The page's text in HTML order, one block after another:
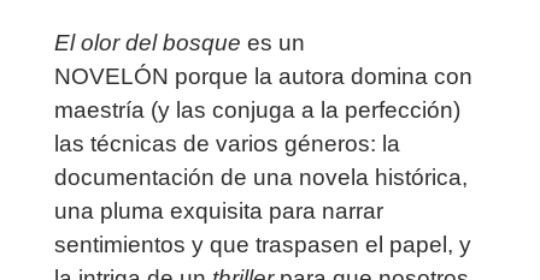
El olor del bosque es un
NOVELÓN porque la autora domina con
maestría (y las conjuga a la perfección)
las técnicas de varios géneros: la
documentación de una novela histórica,
una pluma exquisita para narrar
sentimientos y que traspasen el papel, y